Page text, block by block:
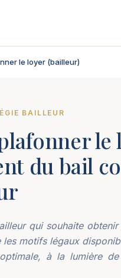
le loyer (bailleur)
BAILLEUR
le
du bail
qui souhaite
motifs légaux
à la lumière